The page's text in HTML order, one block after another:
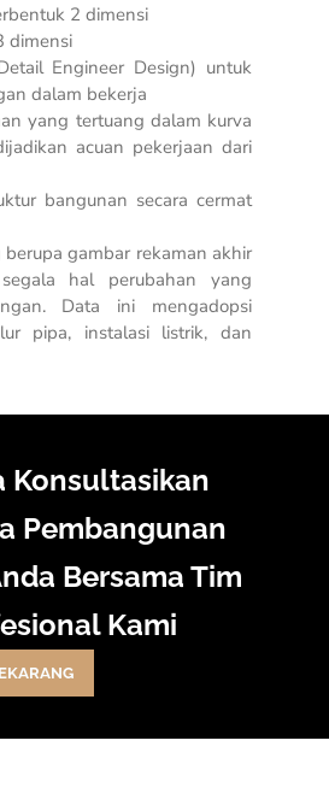
2 dimensi
dimensi
Engineer Design) untuk
dalam bekerja
yang tertuang dalam kurva
acuan pekerjaan dari
bangunan secara cermat
gambar rekaman akhir
hal perubahan yang
Data ini mengadopsi
pipa, instalasi listrik, dan
Konsultasikan
Pembangunan
Bersama Tim
Kami